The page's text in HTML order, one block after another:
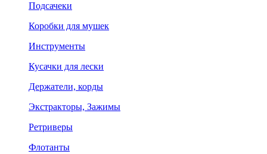
Подсачеки
Коробки для мушек
Инструменты
Кусачки для лески
Держатели, корды
Экстракторы, Зажимы
Ретриверы
Флотанты